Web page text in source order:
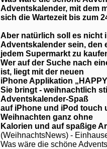
Adventskalender, mit dem
sich die Wartezeit bis zum
Aber natürlich soll es nicht
Adventskalender sein, den
jedem Supermarkt zu
Wer auf der Suche nach
ist, liegt mit der neuen
iPhone Applikation
Sie bringt - weihnachtlich
Adventskalender-Spaß
auf iPhone und iPod touch
Weihnachten ganz ohne
Kalorien und auf spaßige
(WeihnachtsNews) -
Was wäre die schöne